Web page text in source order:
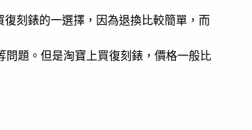
刻錶的一選擇，因為退換比較簡單，而
題。但是淘寶上買復刻錶，價格一般比